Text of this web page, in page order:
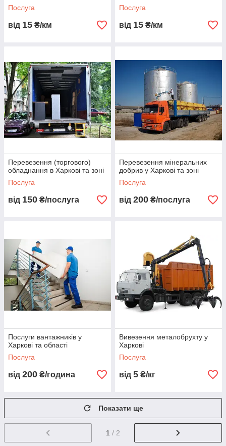
Послуга
від 15 ₴/км
Послуга
від 15 ₴/км
Перевезення (торгового)
обладнання в Харкові та зоні
Послуга
від 150 ₴/послуга
Перевезення мінеральних
добрив у Харкові та зоні
Послуга
від 200 ₴/послуга
Послуги вантажників у
Харкові та області
Послуга
від 200 ₴/година
Вивезення металобрухту у
Харкові
Послуга
від 5 ₴/кг
Показати ще
1 / 2